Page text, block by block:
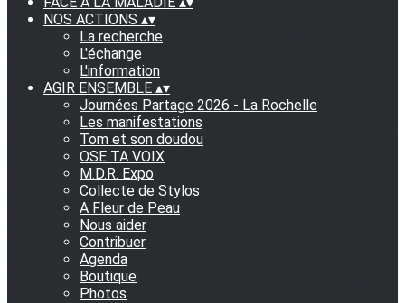
NOS ACTIONS ▴▾
La recherche
L'échange
L'information
AGIR ENSEMBLE ▴▾
Journées Partage 2026 - La Rochelle
Les manifestations
Tom et son doudou
OSE TA VOIX
M.D.R. Expo
Collecte de Stylos
A Fleur de Peau
Nous aider
Contribuer
Agenda
Boutique
Photos